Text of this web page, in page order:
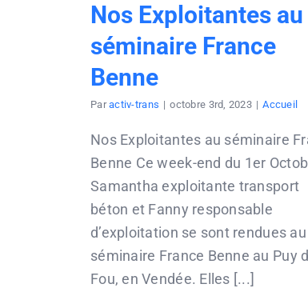
Nos Exploitantes au
séminaire France
Benne
Paractiv-trans | octobre 3rd, 2023 | Accueil
Nos Exploitantes au séminaire
Benne Ce week-end du 1er
Samantha exploitante transport
béton et Fanny responsable
d’exploitation se sont rendues au
séminaire France Benne au Puy
Fou, en Vendée. Elles [...]